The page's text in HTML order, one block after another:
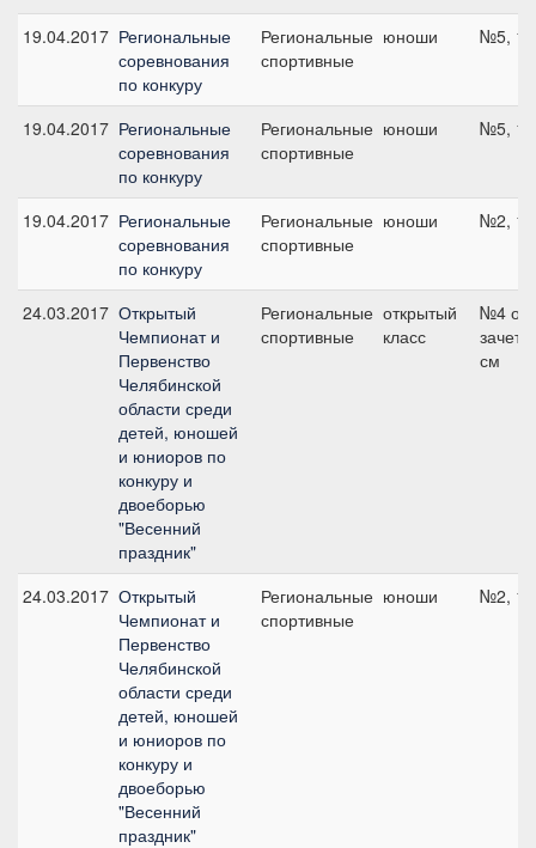
19.04.2017 Региональные
соревнования
по конкуру
Региональные
спортивные
юноши №5,
19.04.2017 Региональные
соревнования
по конкуру
Региональные
спортивные
юноши №5,
19.04.2017 Региональные
соревнования
по конкуру
Региональные
спортивные
юноши №2,
24.03.2017 Открытый
Чемпионат и
Первенство
Челябинской
области среди
детей, юношей
и юниоров по
конкуру и
двоеборью
"Весенний
праздник"
Региональные
спортивные
открытый
класс
№4
зачет,
см
24.03.2017 Открытый
Чемпионат и
Первенство
Челябинской
области среди
детей, юношей
и юниоров по
конкуру и
двоеборью
"Весенний
праздник"
Региональные
спортивные
юноши №2,